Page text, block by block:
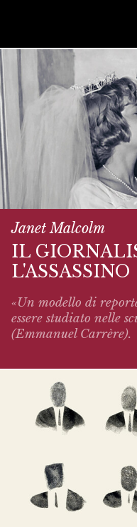
Janet Malcolm
IL
L'ASSASSINO
«Un modello di
essere studiato nelle
(Emmanuel Carrère).